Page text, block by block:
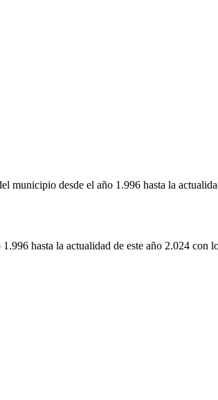
desde el año 1.996 hasta la
hasta la actualidad de este año 2.024